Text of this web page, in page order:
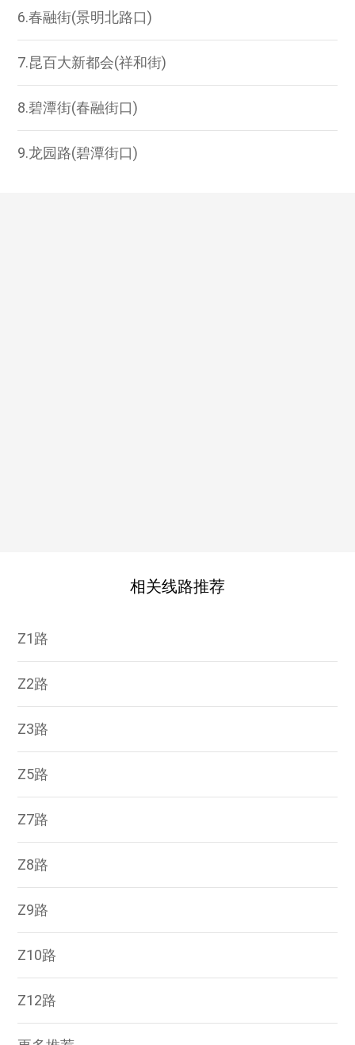
6.春融街(景明北路口)
7.昆百大新都会(祥和街)
8.碧潭街(春融街口)
9.龙园路(碧潭街口)
相关线路推荐
Z1路
Z2路
Z3路
Z5路
Z7路
Z8路
Z9路
Z10路
Z12路